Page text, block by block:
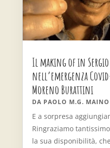
Il making of in
nell’emergenza
Moreno Burattini
DA PAOLO M.G. MAINO
E a sorpresa
Ringraziamo
la sua disponibilità,